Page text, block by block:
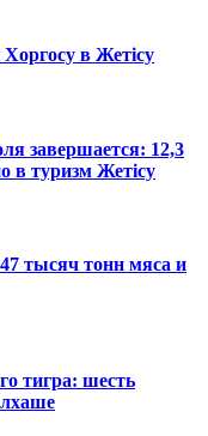
в Жетісу
завершается: 12,3
в туризм Жетісу
тысяч тонн мяса и
тигра: шесть